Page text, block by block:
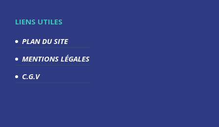
LIENS UTILES
PLAN DU SITE
MENTIONS LÉGALES
C.G.V